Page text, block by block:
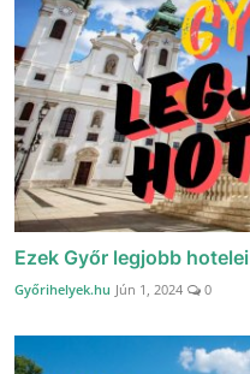
Ezek Győr legjobb hotelei
Győrihelyek.hu Jún 1, 2024 0